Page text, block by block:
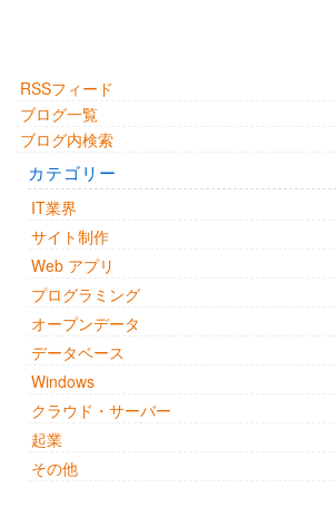
RSSフィード
ブログ一覧
ブログ内検索
カテゴリー
IT業界
サイト制作
Web アプリ
プログラミング
オープンデータ
データベース
Windows
クラウド・サーバー
起業
その他